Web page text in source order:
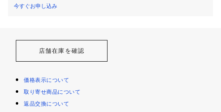
今すぐお申し込み
店舗在庫を確認
価格表示について
取り寄せ商品について
返品交換について